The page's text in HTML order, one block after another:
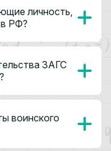
личность,
РФ?
ЗАГС
воинского